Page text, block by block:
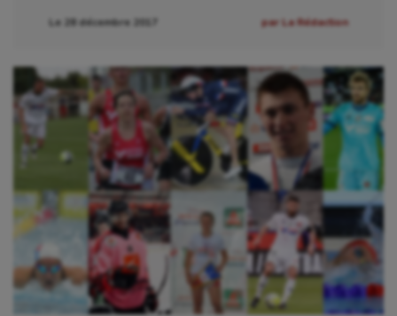
Le 28 décembre 2017 par La Rédaction